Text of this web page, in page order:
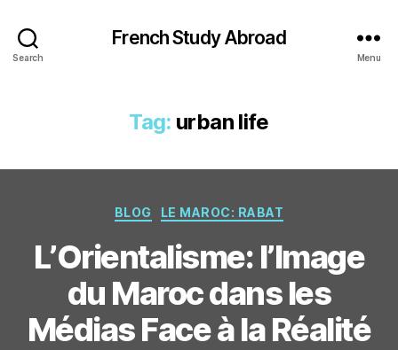
Search
French Study Abroad
Menu
Tag: urban life
Categories
BLOG LE MAROC: RABAT
L’Orientalisme: l’Image
du Maroc dans les
Médias Face à la Réalité